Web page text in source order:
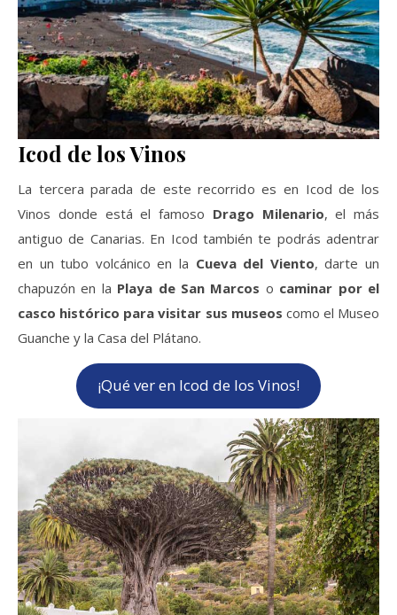
Icod de los Vinos
La tercera parada de este recorrido es en Icod de los
Vinos donde está el famoso Drago Milenario, el más
antiguo de Canarias. En Icod también te podrás adentrar
en un tubo volcánico en la Cueva del Viento, darte un
chapuzón en la Playa de San Marcos o caminar por el
casco histórico para visitar sus museos como el Museo
Guanche y la Casa del Plátano.
¡Qué ver en Icod de los Vinos!